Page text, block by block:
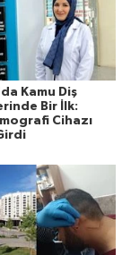
Kamu Diş
Bir İlk:
Cihazı